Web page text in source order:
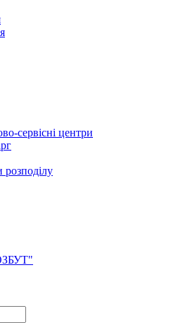
сервісні центри